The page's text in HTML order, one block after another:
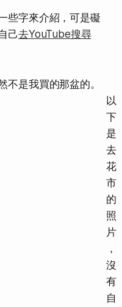
些字來介紹，可是礙
己去YouTube搜尋
不是我買的那盆的。
以
下
是
去
花
市
的
照
片
，
沒
有
自